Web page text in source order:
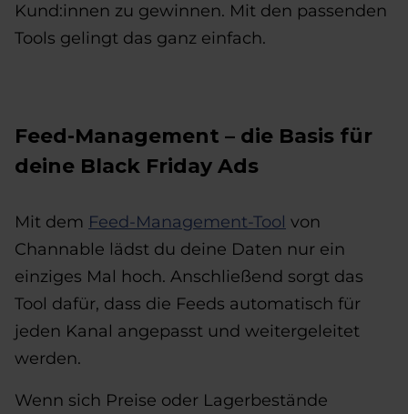
Kund:innen zu gewinnen. Mit den passenden
Tools gelingt das ganz einfach.
Feed-Management – die Basis für
deine Black Friday Ads
Mit dem Feed-Management-Tool von
Channable lädst du deine Daten nur ein
einziges Mal hoch. Anschließend sorgt das
Tool dafür, dass die Feeds automatisch für
jeden Kanal angepasst und weitergeleitet
werden.
Wenn sich Preise oder Lagerbestände